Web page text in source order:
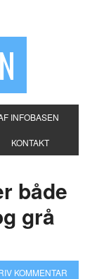
INFOBASEN
KONTAKT
både
grå
KOMMENTAR